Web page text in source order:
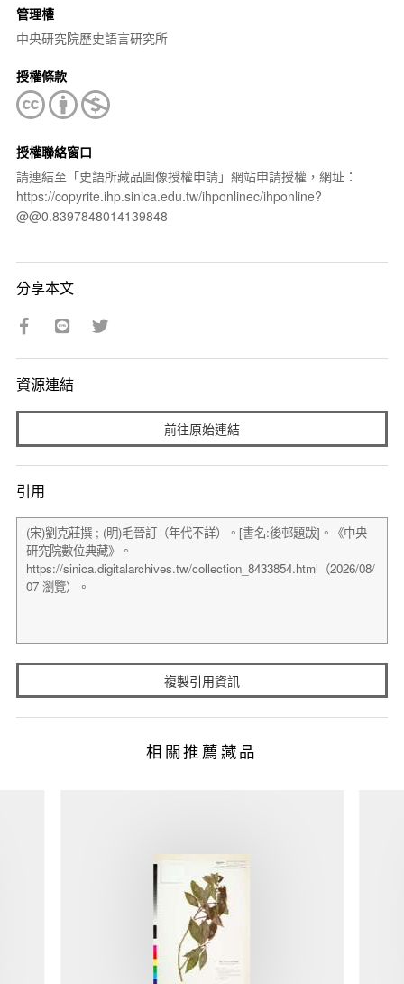
管理權
中央研究院歷史語言研究所
授權條款
授權聯絡窗口
請連結至「史語所藏品圖像授權申請」網站申請授權，網址：
https://copyrite.ihp.sinica.edu.tw/ihponlinec/ihponline?
@@0.8397848014139848
分享本文
資源連結
前往原始連結
引用
複製引用資訊
相關推薦藏品